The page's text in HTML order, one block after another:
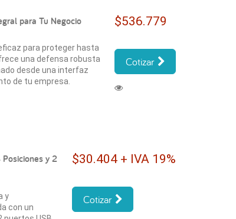
para Tu Negocio
para proteger hasta
una defensa robusta
desde una interfaz
de tu empresa.
$536.779
Cotizar
y 2
y
con un
$30.404 + IVA 19%
Cotizar